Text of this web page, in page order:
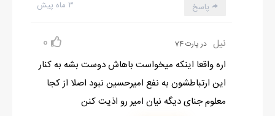
۳ ماه پیش پاسخ
نیل در پارت 74 0
اره واقعا اینکه میخواست باهاش دوست بشه به کنار
این ارتباطشون به نفع امیرحسین نبود اصلا از کجا
معلوم جنای دیگه نیان امیر رو اذیت کنن